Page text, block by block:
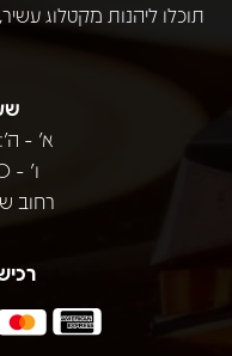
תוכלו ליהנות מקטלוג
א' - ה': 10:00-18:30
ו' - 10:00-14:30
רחוב שמאי